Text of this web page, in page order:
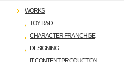
WORKS
TOY R&D
CHARACTER FRANCHISE
DESIGNING
IT CONTENT PRODUCTION